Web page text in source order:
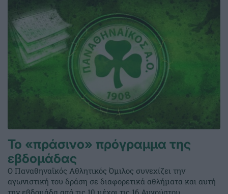
Το «πράσινο» πρόγραμμα της
εβδομάδας
Ο Παναθηναϊκός Αθλητικός Όμιλος συνεχίζει την
αγωνιστική του δράση σε διαφορετικά αθλήματα και αυτή